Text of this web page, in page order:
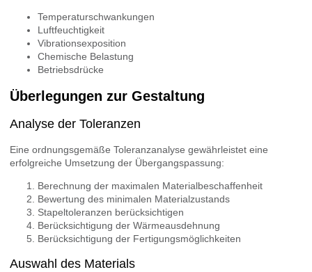
Temperaturschwankungen
Luftfeuchtigkeit
Vibrationsexposition
Chemische Belastung
Betriebsdrücke
Überlegungen zur Gestaltung
Analyse der Toleranzen
Eine ordnungsgemäße Toleranzanalyse gewährleistet eine
erfolgreiche Umsetzung der Übergangspassung:
Berechnung der maximalen Materialbeschaffenheit
Bewertung des minimalen Materialzustands
Stapeltoleranzen berücksichtigen
Berücksichtigung der Wärmeausdehnung
Berücksichtigung der Fertigungsmöglichkeiten
Auswahl des Materials